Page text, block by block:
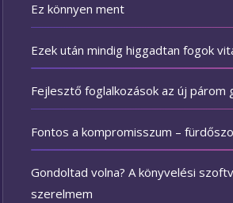
Ez könnyen ment
Ezek után mindig higgadtan fogok
Fejlesztő foglalkozások az új párom
Fontos a kompromisszum –
Gondoltad volna? A könyvelési
szerelmem